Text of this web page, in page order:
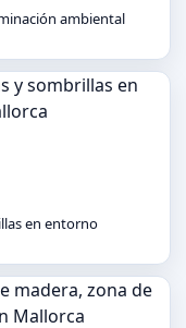
ambiental
en entorno